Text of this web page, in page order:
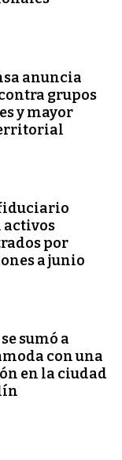
anuncia
grupos
y mayor
activos
por
a junio
sumó a
con una
en la ciudad